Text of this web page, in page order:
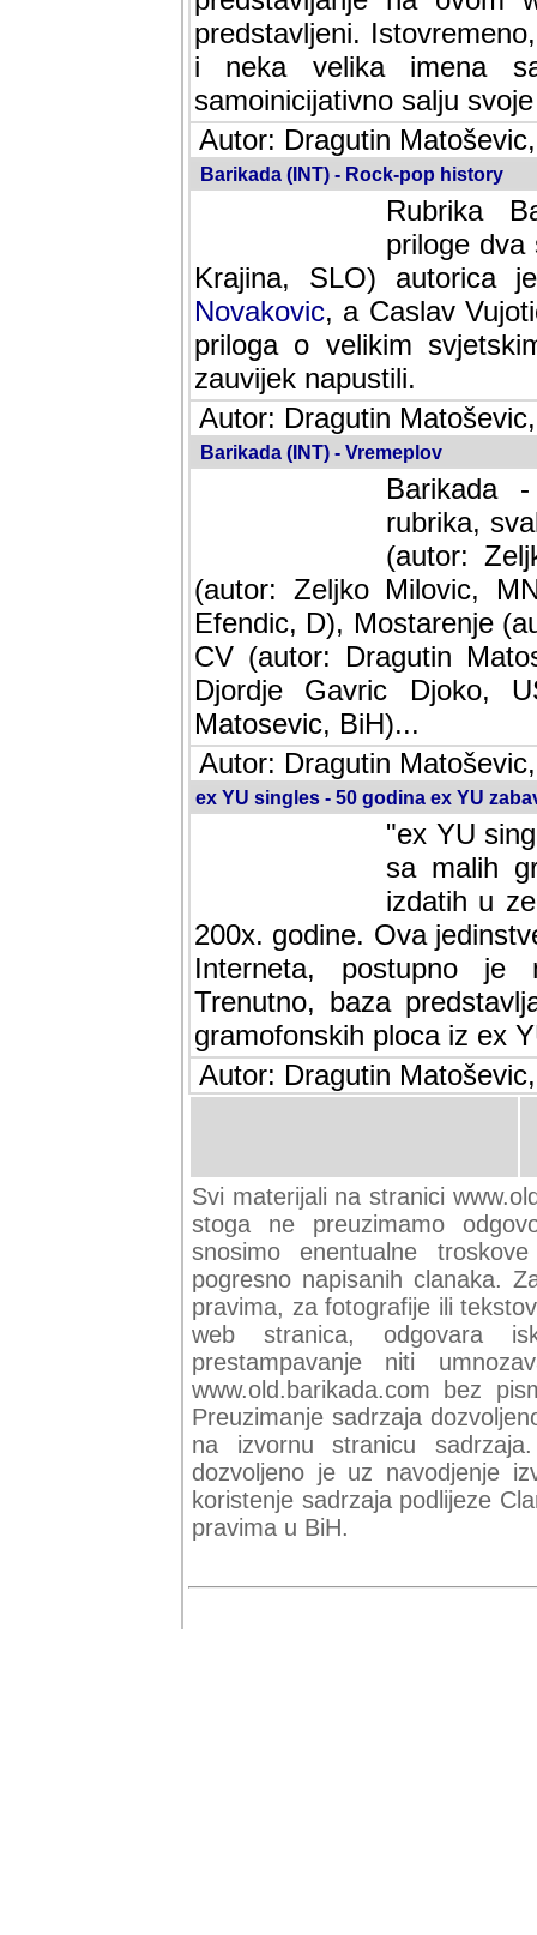
predstavljeni.
i neka velika imena
samoinicijativno salju
Autor: Dragutin
Barikada (INT) - Rock-pop history
Rubrika
dva
SLO) autorica je velikog
Caslav Vujotic
velikim svjetskim
napustili.
Autor: Dragutin
Barikada (INT) - Vremeplov
Barikada
rubrika,
(autor:
(autor: Zeljko Milovic,
Efendic, D), Mostarenje
CV (autor: Dragutin
Djordje Gavric Djoko,
Matosevic, BiH)...
Autor: Dragutin
ex YU singles - 50 godina ex YU
"ex YU
sa malih
izdatih u
200x. godine. Ova
Interneta, postupno je
baza predstavlja
ploca iz ex YU.
Autor: Dragutin
Svi materijali na stranici
stoga ne preuzimamo
snosimo enentualne
pogresno napisanih clanaka.
pravima, za fotografije ili
web stranica, odgovara
prestampavanje niti
www.old.barikada.com bez
Preuzimanje sadrzaja
na izvornu stranicu
dozvoljeno je uz navodjenje
koristenje sadrzaja podlijeze
pravima u BiH.